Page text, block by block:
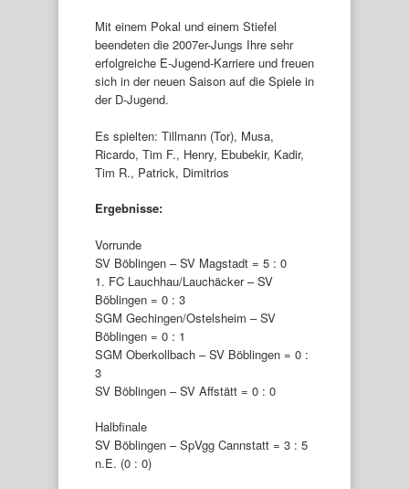
Mit einem Pokal und einem Stiefel
beendeten die 2007er-Jungs Ihre sehr
erfolgreiche E-Jugend-Karriere und freuen
sich in der neuen Saison auf die Spiele in
der D-Jugend.
Es spielten: Tillmann (Tor), Musa,
Ricardo, Tim F., Henry, Ebubekir, Kadir,
Tim R., Patrick, Dimitrios
Ergebnisse:
Vorrunde
SV Böblingen – SV Magstadt = 5 : 0
1. FC Lauchhau/Lauchäcker – SV
Böblingen = 0 : 3
SGM Gechingen/Ostelsheim – SV
Böblingen = 0 : 1
SGM Oberkollbach – SV Böblingen = 0 :
3
SV Böblingen – SV Affstätt = 0 : 0
Halbfinale
SV Böblingen – SpVgg Cannstatt = 3 : 5
n.E. (0 : 0)